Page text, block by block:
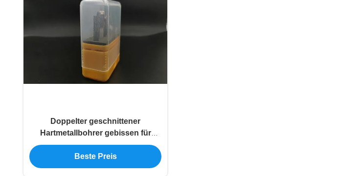
Doppelter geschnittener
Hartmetallbohrer gebissen für
Metallstich
Beste Preis